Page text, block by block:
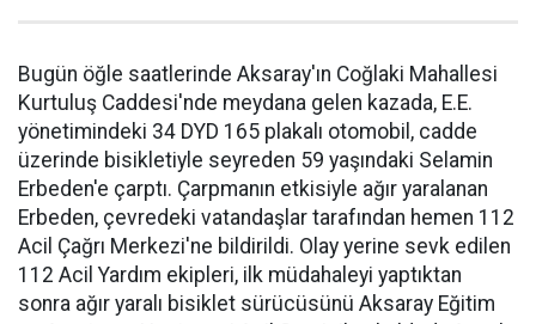
Bugün öğle saatlerinde Aksaray'ın Coğlaki Mahallesi
Kurtuluş Caddesi'nde meydana gelen kazada, E.E.
yönetimindeki 34 DYD 165 plakalı otomobil, cadde
üzerinde bisikletiyle seyreden 59 yaşındaki Selamin
Erbeden'e çarptı. Çarpmanın etkisiyle ağır yaralanan
Erbeden, çevredeki vatandaşlar tarafından hemen 112
Acil Çağrı Merkezi'ne bildirildi. Olay yerine sevk edilen
112 Acil Yardım ekipleri, ilk müdahaleyi yaptıktan
sonra ağır yaralı bisiklet sürücüsünü Aksaray Eğitim